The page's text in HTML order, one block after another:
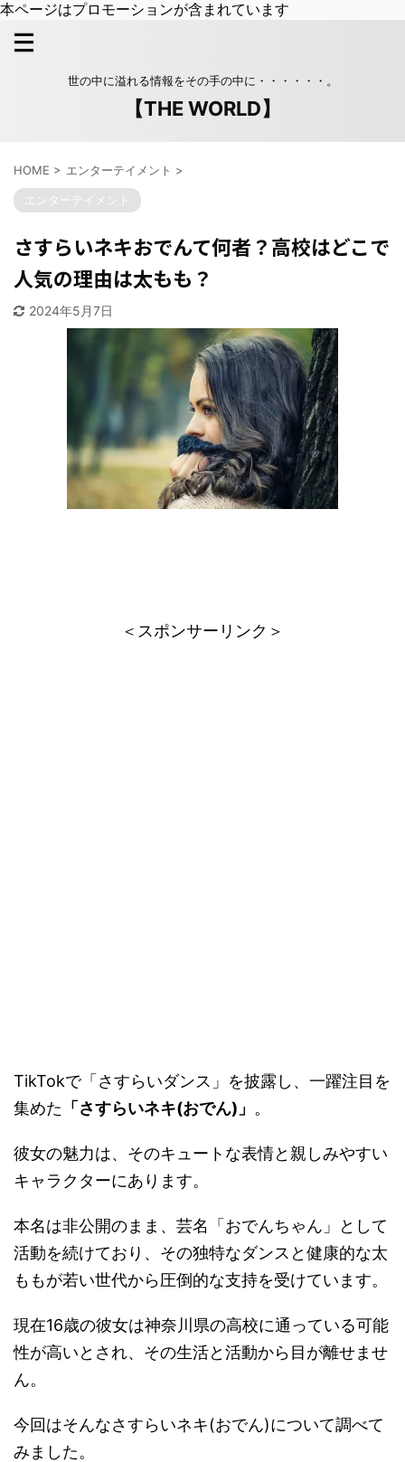
本ページはプロモーションが含まれています
世の中に溢れる情報をその手の中に・・・・・・。
【THE WORLD】
HOME > エンターテイメント >
エンターテイメント
さすらいネキおでんて何者？高校はどこで
人気の理由は太もも？
2024年5月7日
＜スポンサーリンク＞
TikTokで「さすらいダンス」を披露し、一躍注目を
集めた 「さすらいネキ(おでん)」 。
彼女の魅力は、そのキュートな表情と親しみやすい
キャラクターにあります。
本名は非公開のまま、芸名「おでんちゃん」として
活動を続けており、その独特なダンスと健康的な太
ももが若い世代から圧倒的な支持を受けています。
現在16歳の彼女は神奈川県の高校に通っている可能
性が高いとされ、その生活と活動から目が離せませ
ん。
今回はそんなさすらいネキ(おでん)について調べて
みました。